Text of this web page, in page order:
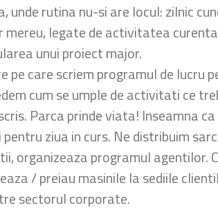
rutina nu-si are locul: zilnic
legate de activitatea
unui proiect major.
pe care scriem programul de lucru
cum se umple de activitati ce
Parca prinde viata! Inseamna
ziua in curs. Ne distribuim
organizeaza programul
/ preiau masinile la sediile
sectorul corporate.